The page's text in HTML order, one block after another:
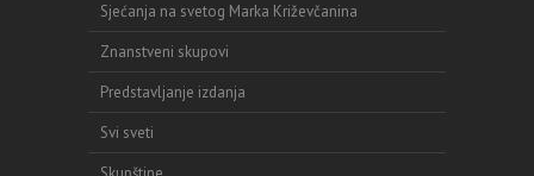
Sjećanja na svetog Marka Križevčanina
Znanstveni skupovi
Predstavljanje izdanja
Svi sveti